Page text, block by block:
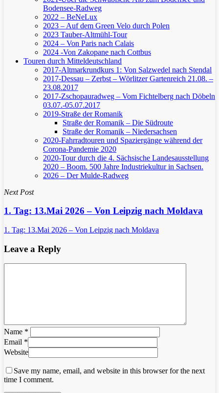
Bodensee-Radweg
2022 – BeNeLux
2023 – Auf dem Green Velo durch Polen
2023 Tauber-Altmühl-Tour
2024 – Von Paris nach Calais
2024 -Von Zakopane nach Cottbus
Touren durch Mitteldeutschland
2017-Altmarkrundkurs 1: Von Salzwedel nach Stendal
2017-Dessau – Zerbst – Wörlitzer Gartenreich 21.08. –
23.08.2017
2017-Zschopauradweg – Vom Fichtelberg nach Döbeln
03.07.-05.07.2017
2019-Straße der Romanik
Straße der Romanik – Die Südroute
Straße der Romanik – Niedersachsen
2020-Fahrradtouren und Spaziergänge während der
Corona-Pandemie 2020
2020-Tour durch die 4. Sächsische Landesausstellung
2020 – Boom. 500 Jahre Industriekultur in Sachsen.
2026 – Der Mulde-Radweg
Next Post
1. Tag: 13.Mai 2026 – Von Leipzig nach Moldava
1. Tag: 13.Mai 2026 – Von Leipzig nach Moldava
Leave a Reply
Name *
Email *
Website
Save my name, email, and website in this browser for the next
time I comment.